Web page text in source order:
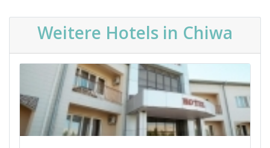
Weitere Hotels in Chiwa